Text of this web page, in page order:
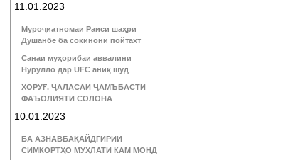
11.01.2023
Муроҷиатномаи Раиси шаҳри
Душанбе ба сокинони пойтахт
Санаи муҳорибаи аввалини
Нурулло дар UFC аниқ шуд
ХОРУҒ. ҶАЛАСАИ ҶАМЪБАСТИ
ФАЪОЛИЯТИ СОЛОНА
10.01.2023
БА АЗНАВБАҚАЙДГИРИИ
СИМКОРТҲО МУҲЛАТИ КАМ МОНД